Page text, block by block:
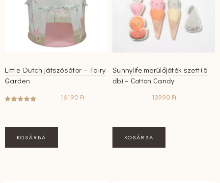
Little Dutch játszósátor – Fairy
Garden
16190 Ft
KOSÁRBA
Sunnylife merülőjáték szett (6
db) – Cotton Candy
13990 Ft
KOSÁRBA